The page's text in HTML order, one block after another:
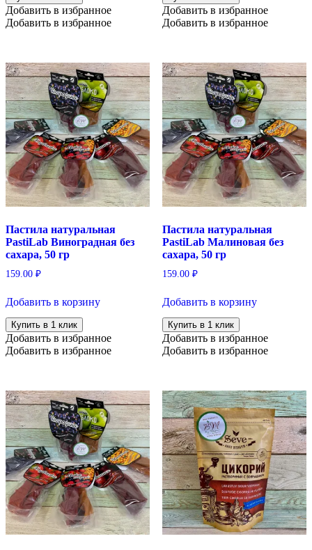
Добавить в избранное
Добавить в избранное
Добавить в избранное
Добавить в избранное
Пастила натуральная
PastiLab Виноградная без
сахара, 50 гр
159.00 ₽
Добавить в корзину
Купить в 1 клик
Добавить в избранное
Добавить в избранное
Пастила натуральная
PastiLab Малиновая без
сахара, 50 гр
159.00 ₽
Добавить в корзину
Купить в 1 клик
Добавить в избранное
Добавить в избранное